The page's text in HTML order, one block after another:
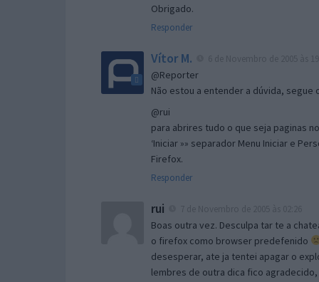
Obrigado.
Responder
Vítor M.
@Reporter
Não estou a entender a dúvida,
@rui
para abrires tudo o que seja paginas
‘Iniciar »» separador Menu Iniciar e
Firefox.
Responder
rui
Boas outra vez. Desculpa tar te a
o firefox como browser predefenido
desesperar, ate ja tentei apagar o
lembres de outra dica fico